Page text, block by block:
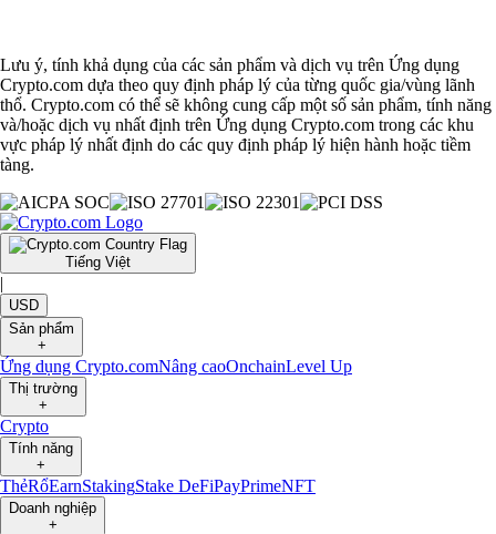
Lưu ý, tính khả dụng của các sản phẩm và dịch vụ trên Ứng dụng
Crypto.com dựa theo quy định pháp lý của từng quốc gia/vùng lãnh
thổ. Crypto.com có thể sẽ không cung cấp một số sản phẩm, tính năng
và/hoặc dịch vụ nhất định trên Ứng dụng Crypto.com trong các khu
vực pháp lý nhất định do các quy định pháp lý hiện hành hoặc tiềm
tàng.
Tiếng Việt
|
USD
Sản phẩm
+
Ứng dụng Crypto.comNâng caoOnchainLevel Up
Thị trường
+
Crypto
Tính năng
+
ThẻRổEarnStakingStake DeFiPayPrimeNFT
Doanh nghiệp
+